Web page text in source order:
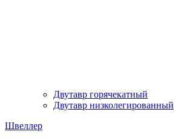
Двутавр горячекатный
Двутавр низколегированный
Швеллер